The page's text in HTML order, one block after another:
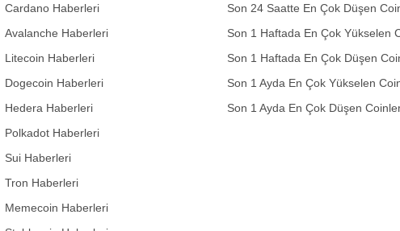
Cardano Haberleri
Avalanche Haberleri
Litecoin Haberleri
Dogecoin Haberleri
Hedera Haberleri
Polkadot Haberleri
Sui Haberleri
Tron Haberleri
Memecoin Haberleri
Son 24 Saatte En Çok Düşen
Son 1 Haftada En Çok Yükselen
Son 1 Haftada En Çok Düşen
Son 1 Ayda En Çok Yükselen
Son 1 Ayda En Çok Düşen